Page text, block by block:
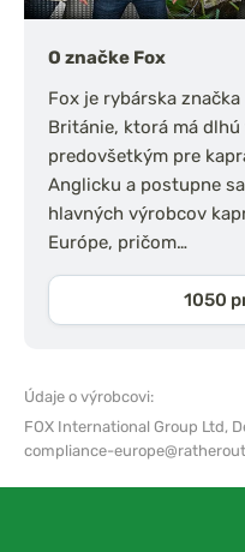
O značke Fox
Fox je rybárska
Británie, ktorá má
predovšetkým pre
Anglicku a postupne
hlavných výrobcov
Európe, pričom…
1050
Údaje o výrobcovi:
FOX International Group Ltd,
compliance-